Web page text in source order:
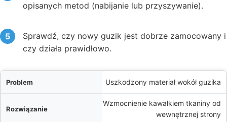
opisanych metod (nabijanie lub przyszywanie).
Sprawdź, czy nowy guzik jest dobrze zamocowany i
czy działa prawidłowo.
Uszkodzony materiał wokół guzika
Wzmocnienie kawałkiem tkaniny od
wewnętrznej strony